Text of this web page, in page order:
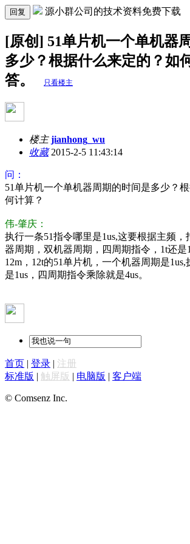
回复 源小群公司的技术资料免费下载
[原创] 51单片机一个单机器
多少？根据什么来定的？如
答。
只看楼主
楼主 jianhong_wu
收藏2015-2-5 11:43:14
问：
51单片机一个单机器周期的时间是多少？
何计算？
伟-肇庆：
执行一条51指令哪里是1us,这要根据主频
器周期，双机器周期，四周期指令，1t还是
12m，12t的51单片机，一个机器周期是
是1us，四周期指令乘除就是4us。
首页 | 登录 | 注册
标准版 | 触屏版 | 电脑版 | 客户端
© Comsenz Inc.